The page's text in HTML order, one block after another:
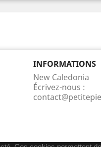
INFORMATIONS
New Caledonia
Écrivez-nous :